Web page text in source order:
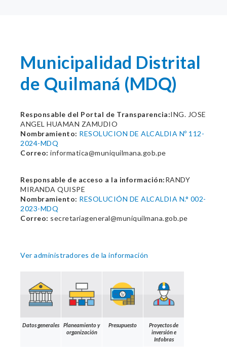
Municipalidad Distrital
de Quilmaná (MDQ)
Responsable del Portal de Transparencia:ING. JOSE
ANGEL HUAMAN ZAMUDIO
Nombramiento: RESOLUCION DE ALCALDIA Nº 112-
2024-MDQ
Correo: informatica@muniquilmana.gob.pe
Responsable de acceso a la información:RANDY
MIRANDA QUISPE
Nombramiento: RESOLUCIÓN DE ALCALDIA N.° 002-
2023-MDQ
Correo: secretariageneral@muniquilmana.gob.pe
Ver administradores de la información
Datos generales
Planeamiento y
organización
Presupuesto
Proyectos de
inversión e
Infobras